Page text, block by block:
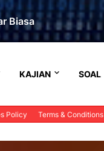
Biasa
KAJIAN SOAL
Policy Terms & Conditions